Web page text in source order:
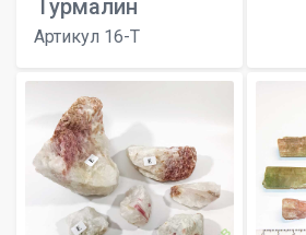
Турмалин
Артикул 16-T